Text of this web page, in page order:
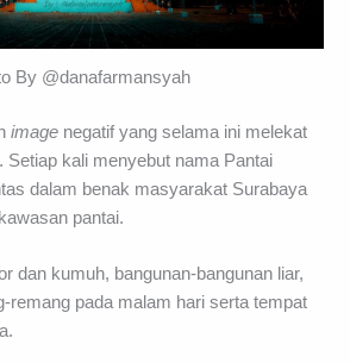
By @danafarmansyah
image negatif yang selama ini melekat
Setiap kali menyebut nama Pantai
dalam benak masyarakat Surabaya
pantai.
dan kumuh, bangunan-bangunan liar,
remang pada malam hari serta tempat